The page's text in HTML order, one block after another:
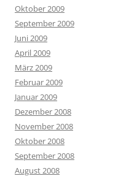
Oktober 2009
September 2009
Juni 2009
April 2009
März 2009
Februar 2009
Januar 2009
Dezember 2008
November 2008
Oktober 2008
September 2008
August 2008